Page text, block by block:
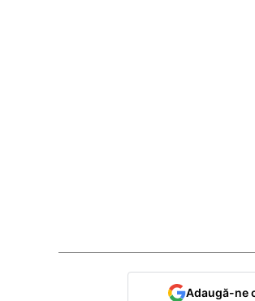
Adaugă-ne